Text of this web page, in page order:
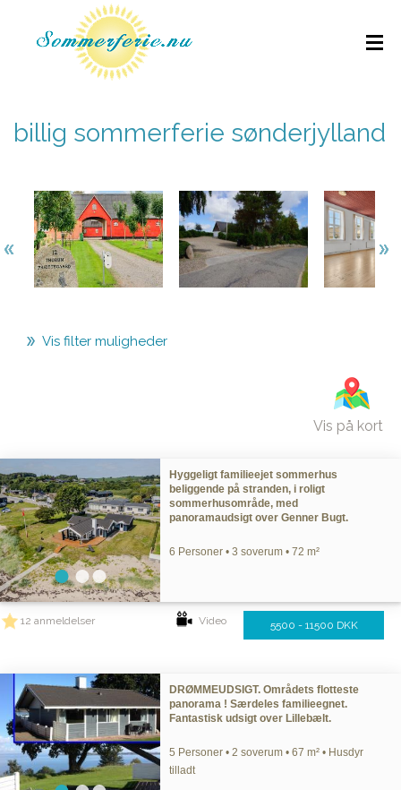
billig sommerferie sønderjylland
Vis filter muligheder
Vis på kort
Hyggeligt familieejet sommerhus
beliggende på stranden, i roligt
sommerhusområde, med
panoramaudsigt over Genner Bugt.
6 Personer • 3 soverum • 72 m²
12 anmeldelser Video 5500 - 11500 DKK
DRØMMEUDSIGT. Områdets flotteste
panorama ! Særdeles familieegnet.
Fantastisk udsigt over Lillebælt.
5 Personer • 2 soverum • 67 m² • Husdyr
tilladt